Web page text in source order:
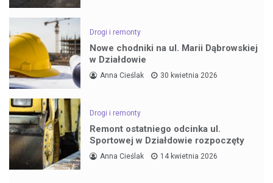
Drogi i remonty
Nowe chodniki na ul. Marii Dąbrowskiej
w Działdowie
Anna Cieślak 30 kwietnia 2026
Drogi i remonty
Remont ostatniego odcinka ul.
Sportowej w Działdowie rozpoczęty
Anna Cieślak 14 kwietnia 2026